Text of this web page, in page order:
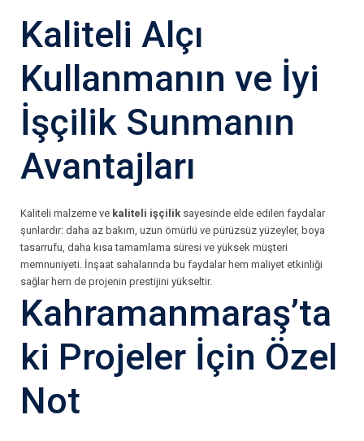
Kaliteli Alçı
Kullanmanın ve İyi
İşçilik Sunmanın
Avantajları
Kaliteli malzeme ve kaliteli işçilik sayesinde elde edilen faydalar
şunlardır: daha az bakım, uzun ömürlü ve pürüzsüz yüzeyler, boya
tasarrufu, daha kısa tamamlama süresi ve yüksek müşteri
memnuniyeti. İnşaat sahalarında bu faydalar hem maliyet etkinliği
sağlar hem de projenin prestijini yükseltir.
Kahramanmaraş’ta
ki Projeler İçin Özel
Not